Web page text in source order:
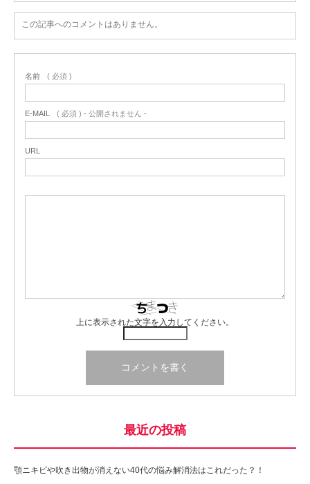
この記事へのコメントはありません。
名前 ( 必須 )
E-MAIL ( 必須 ) - 公開されません -
URL
上に表示された文字を入力してください。
最近の投稿
顎ニキビや吹き出物が消えない40代の悩み解消法はこれだった？！